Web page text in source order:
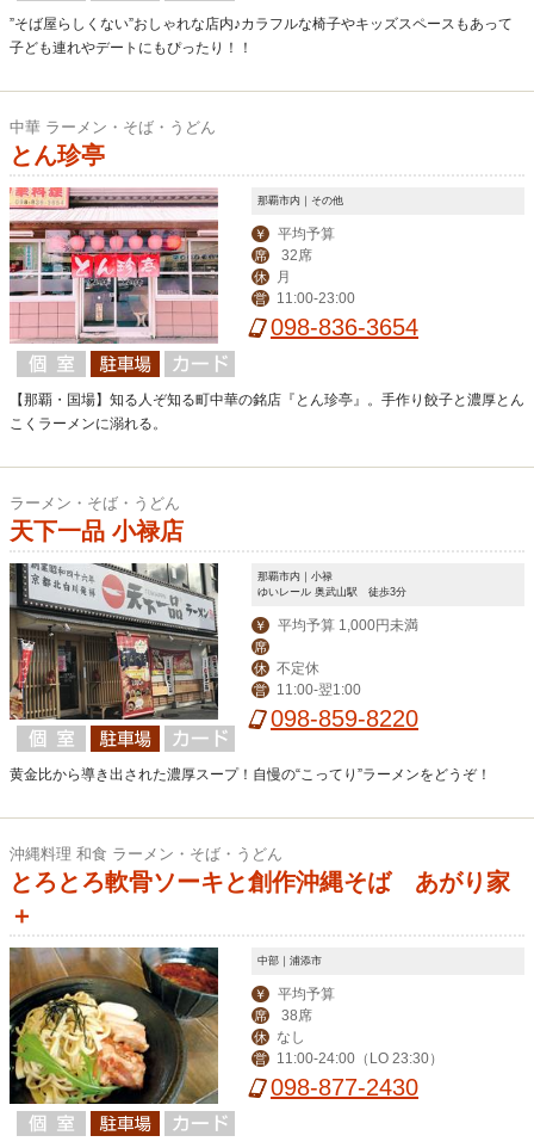
”そば屋らしくない”おしゃれな店内♪カラフルな椅子やキッズスペースもあって
子ども連れやデートにもぴったり！！
中華 ラーメン・そば・うどん
とん珍亭
那覇市内｜その他
￥ 平均予算
席 32席
休 月
営 11:00-23:00
098-836-3654
【那覇・国場】知る人ぞ知る町中華の銘店『とん珍亭』。手作り餃子と濃厚とん
こくラーメンに溺れる。
ラーメン・そば・うどん
天下一品 小禄店
那覇市内｜小禄
ゆいレール 奥武山駅 徒歩3分
￥ 平均予算 1,000円未満
席
休
不定休
営 11:00-翌1:00
098-859-8220
黄金比から導き出された濃厚スープ！自慢の“こってり”ラーメンをどうぞ！
沖縄料理 和食 ラーメン・そば・うどん
とろとろ軟骨ソーキと創作沖縄そば あがり家
＋
中部｜浦添市
￥ 平均予算
席 38席
休 なし
営 11:00-24:00（LO 23:30）
098-877-2430